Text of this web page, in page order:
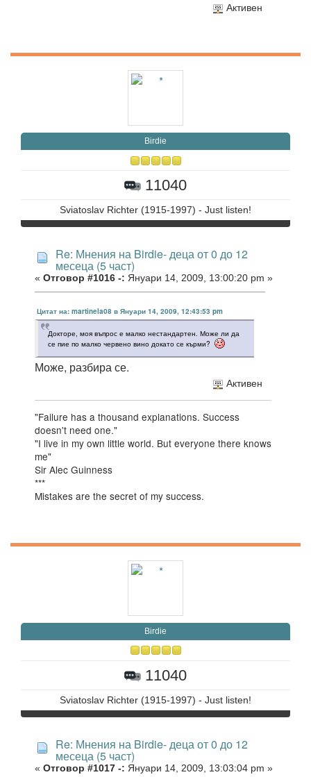
Активен
Birdie
11040
Sviatoslav Richter (1915-1997) - Just listen!
Re: Мнения на Birdie- деца от 0 до 12
месеца (5 част)
« Отговор #1016 -: Януари 14, 2009, 13:00:20 pm »
Цитат на: martinela08 в Януари 14, 2009, 12:43:53 pm
Докторе, моя въпрос е малко нестандартен. Може ли да
се пие по малко червено вино докато се кърми?
Може, разбира се.
Активен
"Failure has a thousand explanations. Success
doesn't need one."
"I live in my own little world. But everyone there knows
me"
Sir Alec Guinness
***
Mistakes are the secret of my success.
Birdie
11040
Sviatoslav Richter (1915-1997) - Just listen!
Re: Мнения на Birdie- деца от 0 до 12
месеца (5 част)
« Отговор #1017 -: Януари 14, 2009, 13:03:04 pm »